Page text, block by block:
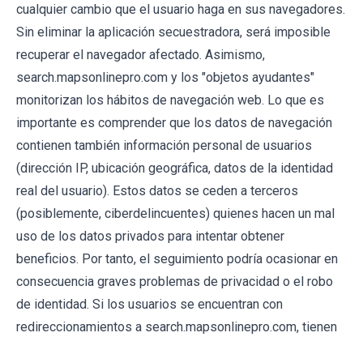
cualquier cambio que el usuario haga en sus navegadores.
Sin eliminar la aplicación secuestradora, será imposible
recuperar el navegador afectado. Asimismo,
search.mapsonlinepro.com y los "objetos ayudantes"
monitorizan los hábitos de navegación web. Lo que es
importante es comprender que los datos de navegación
contienen también información personal de usuarios
(dirección IP, ubicación geográfica, datos de la identidad
real del usuario). Estos datos se ceden a terceros
(posiblemente, ciberdelincuentes) quienes hacen un mal
uso de los datos privados para intentar obtener
beneficios. Por tanto, el seguimiento podría ocasionar en
consecuencia graves problemas de privacidad o el robo
de identidad. Si los usuarios se encuentran con
redireccionamientos a search.mapsonlinepro.com, tienen